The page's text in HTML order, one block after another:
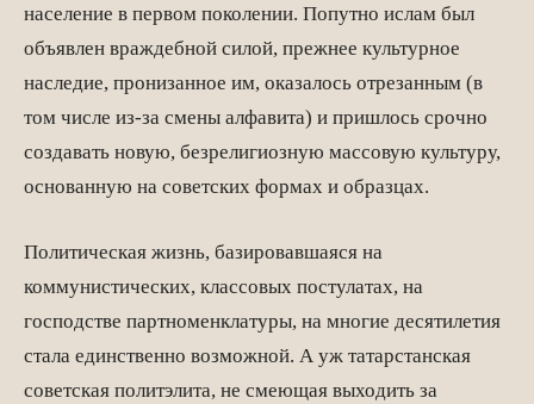
население в первом поколении. Попутно ислам был
объявлен враждебной силой, прежнее культурное
наследие, пронизанное им, оказалось отрезанным (в
том числе из-за смены алфавита) и пришлось срочно
создавать новую, безрелигиозную массовую культуру,
основанную на советских формах и образцах.
Политическая жизнь, базировавшаяся на
коммунистических, классовых постулатах, на
господстве партноменклатуры, на многие десятилетия
стала единственно возможной. А уж татарстанская
советская политэлита, не смеющая выходить за